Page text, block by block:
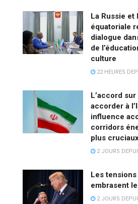
La Russie et
équatoriale
dialogue
de
culture
22 HEURES
L’accord
accorder à
influence
corridors
plus
2 JOURS
Les
embrasent
2 JOURS